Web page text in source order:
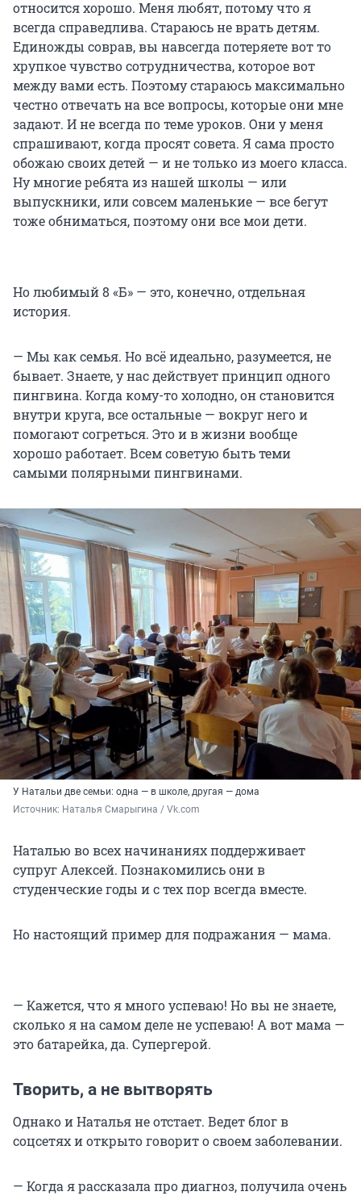
относится хорошо. Меня любят, потому что я
всегда справедлива. Стараюсь не врать детям.
Единожды соврав, вы навсегда потеряете вот то
хрупкое чувство сотрудничества, которое вот
между вами есть. Поэтому стараюсь максимально
честно отвечать на все вопросы, которые они мне
задают. И не всегда по теме уроков. Они у меня
спрашивают, когда просят совета. Я сама просто
обожаю своих детей — и не только из моего класса.
Ну многие ребята из нашей школы — или
выпускники, или совсем маленькие — все бегут
тоже обниматься, поэтому они все мои дети.
Но любимый 8 «Б» — это, конечно, отдельная
история.
— Мы как семья. Но всё идеально, разумеется, не
бывает. Знаете, у нас действует принцип одного
пингвина. Когда кому-то холодно, он становится
внутри круга, все остальные — вокруг него и
помогают согреться. Это и в жизни вообще
хорошо работает. Всем советую быть теми
самыми полярными пингвинами.
У Натальи две семьи: одна — в школе, другая — дома
Источник: Наталья Смарыгина / Vk.com
Наталью во всех начинаниях поддерживает
супруг Алексей. Познакомились они в
студенческие годы и с тех пор всегда вместе.
Но настоящий пример для подражания — мама.
— Кажется, что я много успеваю! Но вы не знаете,
сколько я на самом деле не успеваю! А вот мама —
это батарейка, да. Супергерой.
Творить, а не вытворять
Однако и Наталья не отстает. Ведет блог в
соцсетях и открыто говорит о своем заболевании.
— Когда я рассказала про диагноз, получила очень